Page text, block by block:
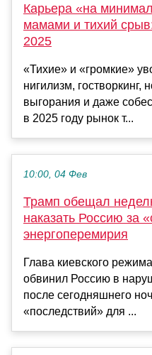
Карьера «на
мамами и тихий
2025
«Тихие» и «громкие»
нигилизм, гостворкинг,
выгорания и даже
в 2025 году рынок т...
10:00, 04 Фев
Трамп обещал
наказать Россию за
энергоперемирия
Глава киевского
обвинил Россию в
после сегодняшнего
«последствий» для ...